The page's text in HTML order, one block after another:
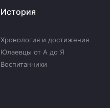
История
Хронология и достижения
Юлаевцы от А до Я
Воспитанники